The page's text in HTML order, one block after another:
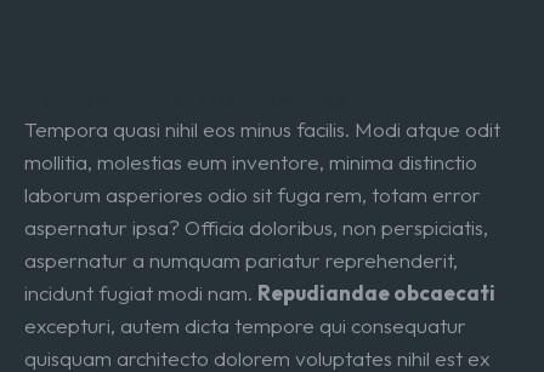
Tempora quasi nihil eos minus facilis. Modi atque odit
mollitia, molestias eum inventore, minima distinctio
laborum asperiores odio sit fuga rem, totam error
aspernatur ipsa? Officia doloribus, non perspiciatis,
aspernatur a numquam pariatur reprehenderit,
incidunt fugiat modi nam. Repudiandae obcaecati
excepturi, autem dicta tempore qui consequatur
quisquam architecto dolorem voluptates nihil est ex